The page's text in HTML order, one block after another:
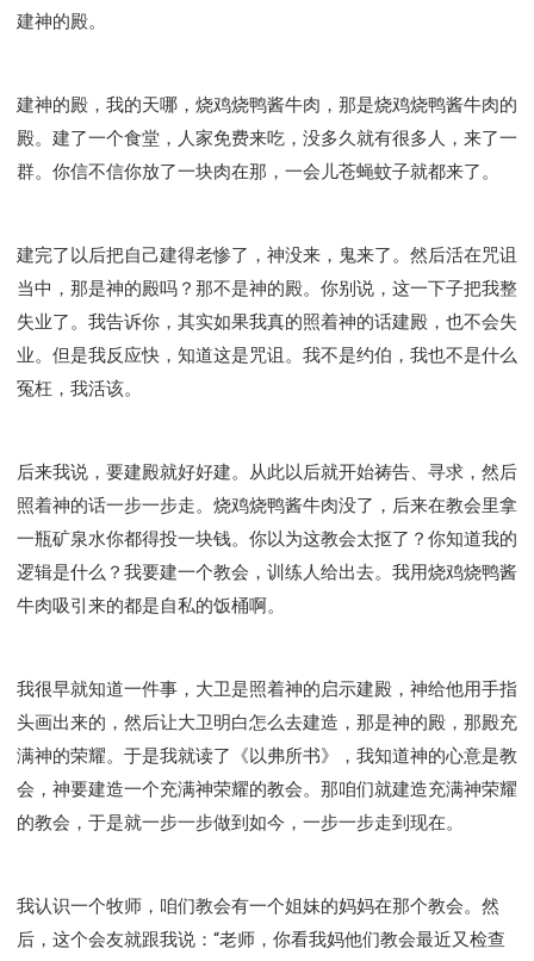
308课程 - 牧养理论基础培训
Y136课程 - 如何学习
研习会01 - 医治释放
研习会01 - 如何读圣经
研习会01 - 得着命定成为祝福
研习会02 - 得着命定成为祝福
建神的殿。
建神的殿，我的天哪，烧鸡烧鸭酱牛肉，那是烧鸡烧鸭酱牛肉的
殿。建了一个食堂，人家免费来吃，没多久就有很多人，来了一
群。你信不信你放了一块肉在那，一会儿苍蝇蚊子就都来了。
建完了以后把自己建得老惨了，神没来，鬼来了。然后活在咒诅
当中，那是神的殿吗？那不是神的殿。你别说，这一下子把我整
失业了。我告诉你，其实如果我真的照着神的话建殿，也不会失
业。但是我反应快，知道这是咒诅。我不是约伯，我也不是什么
冤枉，我活该。
后来我说，要建殿就好好建。从此以后就开始祷告、寻求，然后
照着神的话一步一步走。烧鸡烧鸭酱牛肉没了，后来在教会里拿
一瓶矿泉水你都得投一块钱。你以为这教会太抠了？你知道我的
逻辑是什么？我要建一个教会，训练人给出去。我用烧鸡烧鸭酱
牛肉吸引来的都是自私的饭桶啊。
我很早就知道一件事，大卫是照着神的启示建殿，神给他用手指
头画出来的，然后让大卫明白怎么去建造，那是神的殿，那殿充
满神的荣耀。于是我就读了《以弗所书》，我知道神的心意是教
会，神要建造一个充满神荣耀的教会。那咱们就建造充满神荣耀
的教会，于是就一步一步做到如今，一步一步走到现在。
我认识一个牧师，咱们教会有一个姐妹的妈妈在那个教会。然
后，这个会友就跟我说：“老师，你看我妈他们教会最近又检查